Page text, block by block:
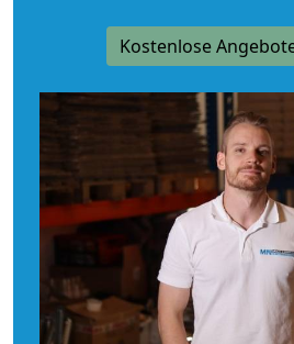
Kostenlose